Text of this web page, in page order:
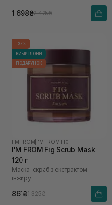
1 698₴2 425₴
-35%
ВИБІР ІЛОНИ
ПОДАРУНОК
I'M FROM I'M FROM FIG
I'M FROM Fig Scrub Mask
120 г
Маска-скраб з екстрактом
інжиру
861₴1 325₴